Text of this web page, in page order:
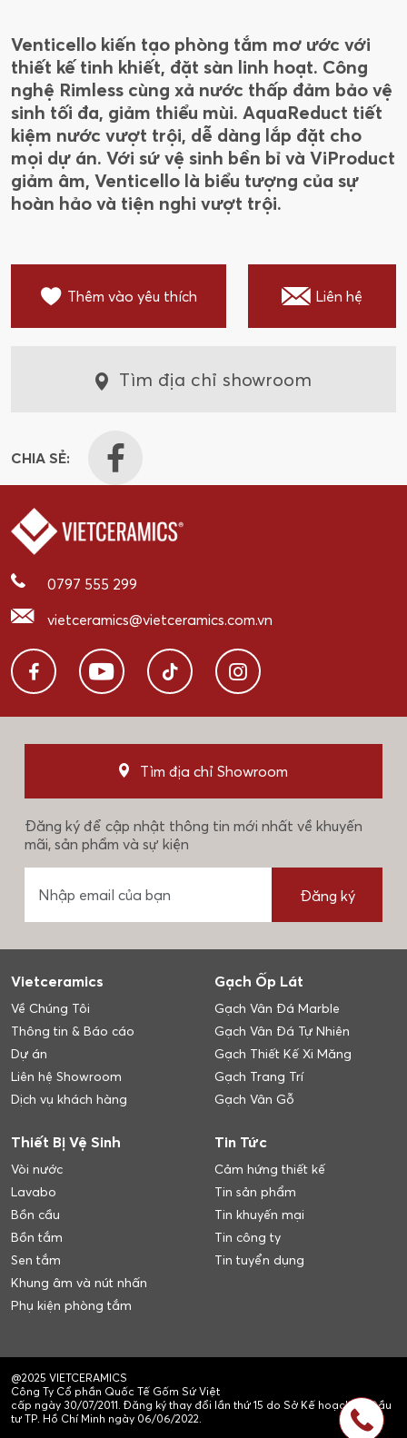
Venticello kiến tạo phòng tắm mơ ước với
thiết kế tinh khiết, đặt sàn linh hoạt. Công
nghệ Rimless cùng xả nước thấp đảm bảo vệ
sinh tối đa, giảm thiểu mùi. AquaReduct tiết
kiệm nước vượt trội, dễ dàng lắp đặt cho
mọi dự án. Với sứ vệ sinh bền bỉ và ViProduct
giảm âm, Venticello là biểu tượng của sự
hoàn hảo và tiện nghi vượt trội.
Thêm vào yêu thích Liên hệ
Tìm địa chỉ showroom
CHIA SẺ:
0797 555 299
vietceramics@vietceramics.com.vn
Tìm địa chỉ Showroom
Đăng ký để cập nhật thông tin mới nhất về khuyến
mãi, sản phẩm và sự kiện
Đăng ký
Vietceramics
Về Chúng Tôi
Thông tin & Báo cáo
Dự án
Liên hệ Showroom
Dịch vụ khách hàng
Gạch Ốp Lát
Gạch Vân Đá Marble
Gạch Vân Đá Tự Nhiên
Gạch Thiết Kế Xi Măng
Gạch Trang Trí
Gạch Vân Gỗ
Thiết Bị Vệ Sinh
Vòi nước
Lavabo
Bồn cầu
Bồn tắm
Sen tắm
Khung âm và nút nhấn
Phụ kiện phòng tắm
Tin Tức
Cảm hứng thiết kế
Tin sản phẩm
Tin khuyến mại
Tin công ty
Tin tuyển dụng
@2025 VIETCERAMICS
Công Ty Cổ phần Quốc Tế Gốm Sứ Việt
cấp ngày 30/07/2011. Đăng ký thay đổi lần thứ 15 do Sở Kế hoạch và Đầu
tư TP. Hồ Chí Minh ngày 06/06/2022.